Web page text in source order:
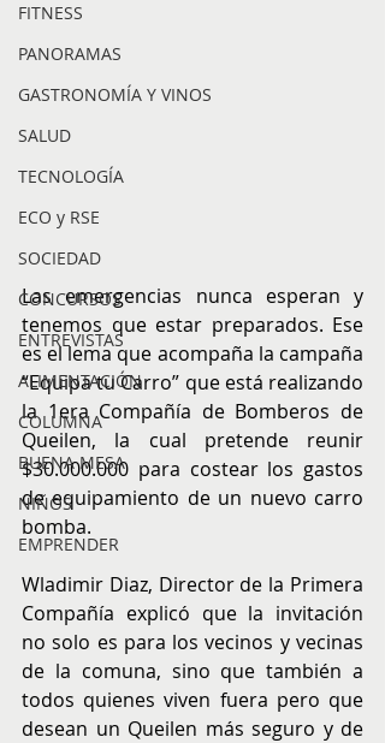
FITNESS
PANORAMAS
GASTRONOMÍA Y VINOS
SALUD
TECNOLOGÍA
ECO y RSE
SOCIEDAD
CONCURSOS
ENTREVISTAS
ALIMENTACIÓN
COLUMNA
BUENA MESA
NIÑOS
EMPRENDER
Las emergencias nunca esperan y
tenemos que estar preparados. Ese
es el lema que acompaña la campaña
“Equipa tu Carro” que está realizando
la 1era Compañía de Bomberos de
Queilen, la cual pretende reunir
$30.000.000 para costear los gastos
de equipamiento de un nuevo carro
bomba.
Wladimir Diaz, Director de la Primera
Compañía explicó que la invitación
no solo es para los vecinos y vecinas
de la comuna, sino que también a
todos quienes viven fuera pero que
desean un Queilen más seguro y de